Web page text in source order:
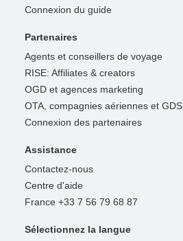
Connexion du guide
Partenaires
Agents et conseillers de voyage
RISE: Affiliates & creators
OGD et agences marketing
OTA, compagnies aériennes et GDS
Connexion des partenaires
Assistance
Contactez-nous
Centre d'aide
France +33 7 56 79 68 87
Sélectionnez la langue